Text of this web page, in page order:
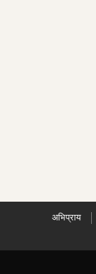
अभिप्राय